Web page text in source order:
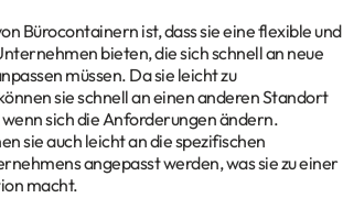
Bürocontainern ist, dass sie eine flexible und
bieten, die sich schnell an neue
müssen. Da sie leicht zu
sie schnell an einen anderen Standort
sich die Anforderungen ändern.
sie auch leicht an die spezifischen
angepasst werden, was sie zu einer
macht.